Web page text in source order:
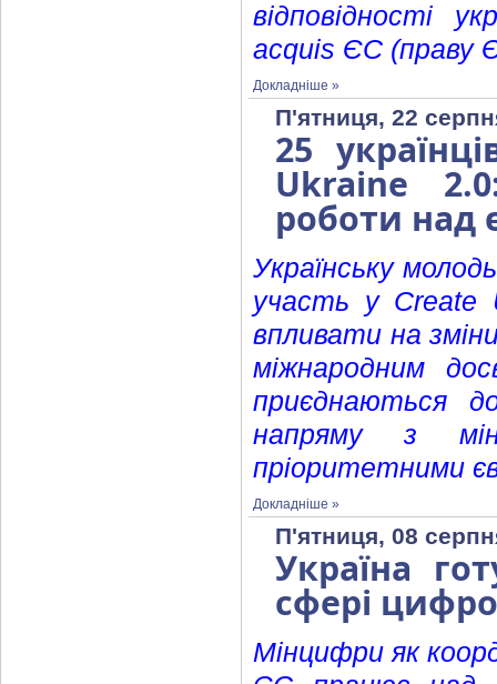
відповідності
acquis ЄС (праву
Докладніше »
П'ятниця, 22
25
Ukraine
роботи над
Українську
участь у
впливати на
міжнародним
приєднаються
напряму з
пріоритетними
Докладніше »
П'ятниця, 08
Україна
сфері
Мінцифри як